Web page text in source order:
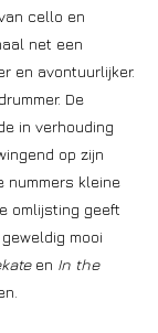
cello en
net een
en avontuurlijker.
De
in verhouding
op zijn
nummers kleine
omlijsting geeft
mooi
en In the